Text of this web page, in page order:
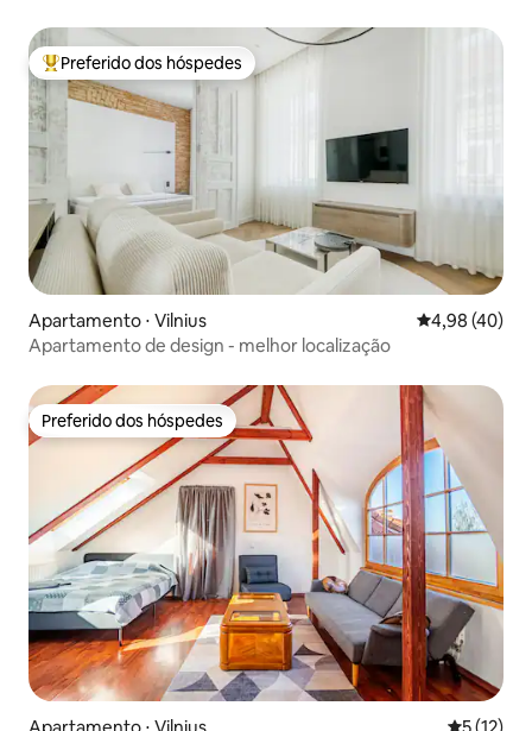
Entre os melhores preferidos dos hóspedes
Preferido dos hóspedes
Apartamento ⋅ Vilnius 4,98 de uma
4,98 (40)
Apartamento de design - melhor localização
Preferido dos hóspedes
Preferido dos hóspedes